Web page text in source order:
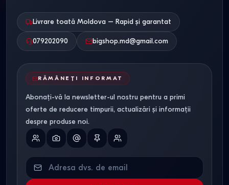
Livrare toată Moldova – Rapid și garantat
079202090 bigshop.md@gmail.com
RĂMÂNEȚI INFORMAT
Abonați-vă la newsletter-ul nostru pentru a primi
oferte de reducere timpurii, actualizări și informații
despre produse noi.